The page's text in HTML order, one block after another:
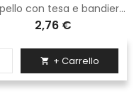
Cappello con tesa e bandierina a lato Logica rosso
2,76 €
 + Carrello